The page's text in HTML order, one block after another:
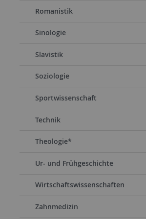
Romanistik
Sinologie
Slavistik
Soziologie
Sportwissenschaft
Technik
Theologie*
Ur- und Frühgeschichte
Wirtschaftswissenschaften
Zahnmedizin